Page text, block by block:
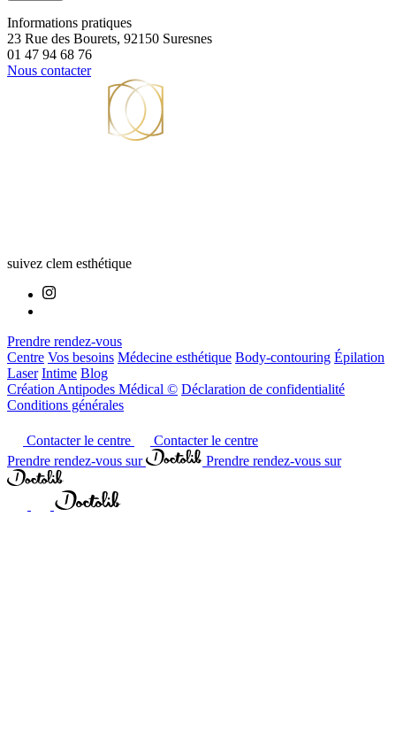
Informations pratiques
23 Rue des Bourets, 92150 Suresnes
01 47 94 68 76
Nous contacter
suivez clem esthétique
Prendre rendez-vous
Centre Vos besoins Médecine esthétique Body-contouring Épilation
Laser Intime Blog
Création Antipodes Médical © Déclaration de confidentialité
Conditions générales
Contacter le centre
Contacter le centre
Prendre rendez-vous sur
Prendre rendez-vous sur